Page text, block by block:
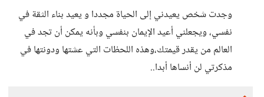
وجدت شخص يعيدني إلى الحياة مجددا و يعيد بناء الثقة في
نفسي، ويجعلني أعيد الإيمان بنفسي وبأنه يمكن أن تجد في
العالم من يقدر قيمتك،وهذه اللحظات التي عشتها ودونتها في
مذكرتي لن أنساها أبدا..